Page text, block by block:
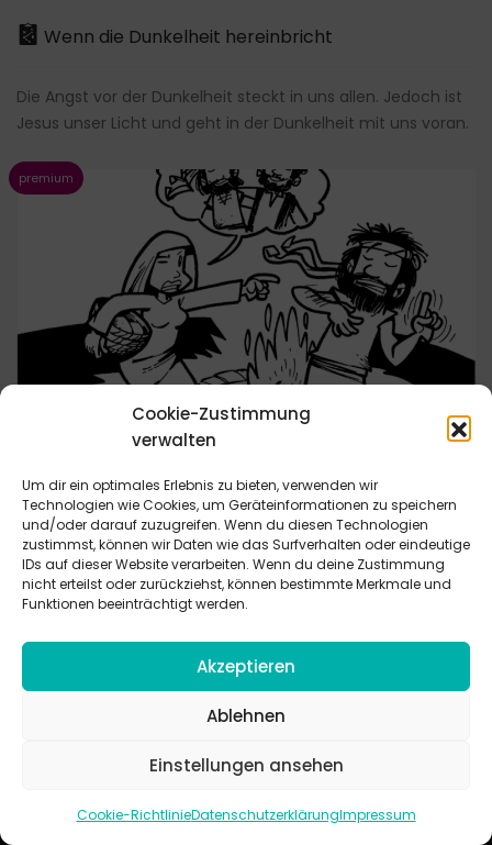
Cookie-Zustimmung
verwalten
Um dir ein optimales Erlebnis zu bieten, verwenden wir
Technologien wie Cookies, um Geräteinformationen zu speichern
und/oder darauf zuzugreifen. Wenn du diesen Technologien
zustimmst, können wir Daten wie das Surfverhalten oder eindeutige
IDs auf dieser Website verarbeiten. Wenn du deine Zustimmung
nicht erteilst oder zurückziehst, können bestimmte Merkmale und
Funktionen beeinträchtigt werden.
Akzeptieren
Ablehnen
Einstellungen ansehen
Cookie-RichtlinieDatenschutzerklärungImpressum
Wenn die Dunkelheit hereinbricht
Die Angst vor der Dunkelheit steckt in uns allen. Jedoch ist
Jesus unser Licht und geht in der Dunkelheit mit uns voran.
Wer einmal lügt...
Wahrheit und Lüge sind absolut wichtige Themen für
Kinder. Erwachsene, die Kindern Wahrheit vorenthalten oder
werden von Kindern nicht mehr ernst